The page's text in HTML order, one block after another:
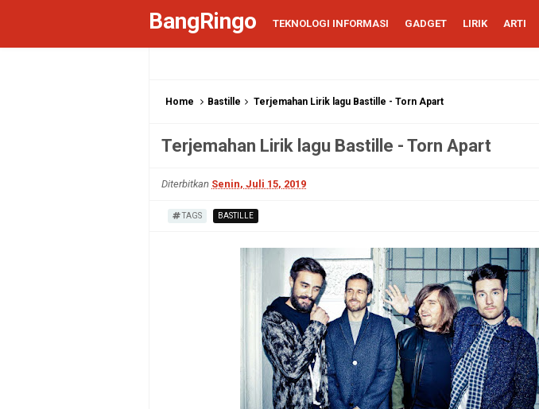
BangRingo TEKNOLOGI INFORMASI GADGET LIRIK ARTI
Home Bastille Terjemahan Lirik lagu Bastille - Torn Apart
Terjemahan Lirik lagu Bastille - Torn Apart
Diterbitkan Senin, Juli 15, 2019
TAGS BASTILLE